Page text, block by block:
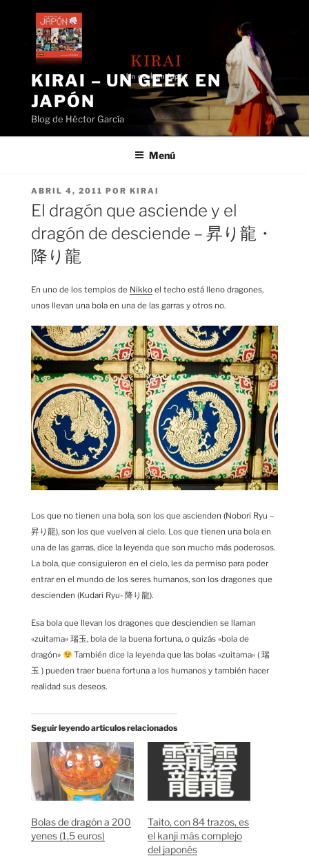
contenido
KIRAI – UN GEEK EN
JAPÓN
Blog de Héctor García
Menú
PUBLICADO
EL
ABRIL 4, 2011 POR KIRAI
El dragón que asciende y el
dragón de desciende – 昇り龍・
降り龍
En uno de los templos de Nikko el techo está lleno dragones,
unos llevan una bola en una de las garras y otros no.
Los que no tienen una bola, son los que ascienden (Nobori Ryu –
昇り龍), son los que vuelven al cielo. Los que tienen una bola en
una de las garras, dice la leyenda que son mucho más poderosos.
La bola, que consiguieron en el cielo, les da permiso para poder
entrar en el mundo de los seres humanos, son los dragones que
descienden (Kudari Ryu- 降り龍).
Esa bola que llevan los dragones que desciendien se llaman
«zuitama» 瑞玉, bola de la buena fortuna, o quizás «bola de
dragón»
También dice la leyenda que las bolas «zuitama» ( 瑞
玉 ) pueden traer buena fortuna a los humanos y también hacer
realidad sus deseos.
Seguir leyendo artículos relacionados
Bolas de dragón a 200
yenes (1,5 euros)
Taito, con 84 trazos, es
el kanji más complejo
del japonés